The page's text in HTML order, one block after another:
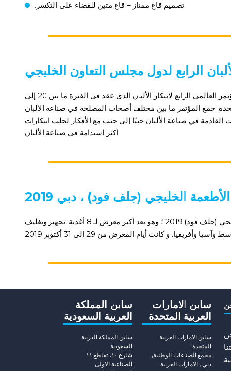
تصميم قاع ممتاز – قاع متين للقضاء على التكسر.
الرابع لدول مجلس التعاون الخليجي
كانت تسابن أحد المقدمين الرئيسيين في المؤتمر العالمي الرابع لابتكار الألبان الذي عقد في الفترة ما بين 20 إلى
المتحدة. جمع المؤتمر ما بين مختلف أصحاب المصلحة في صناعة الألبان
في صناعة الألبان جنبًا إلى جنب مع الأفكار لجلب ابتكارات
أكثر استدامة في صناعة الألبان
الأطعمة الخليجي (جلف فود) ، دبي
شاركت سابن في معرض الأطعمة الخليجي (جلف فود) 2019 ؛ وهو يعد أكبر معرض لـ 8 أغذية: تجهيز وتغليف
و كانت أيام المعرض من 29 إلى 31 أكتوبر 2019
سابن المملكة
العربية السعودية
سابن المملكة العربية
السعودية
شارع ١٠، تقاطع ١١
الصناعية الاولى
سابن الامارات
العربية المتحدة
سابن الامارات العربية
المتحدة
مجمع الصناعات الوطنية,
دبي , الامارات العربية